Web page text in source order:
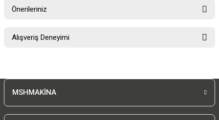
Önerileriniz
yetersiz gördüğünüz noktaları öneri formunu kullanarak tarafımıza
Alışveriş Deneyimi
Deneyimini Paylaş
MSHMAKİNA